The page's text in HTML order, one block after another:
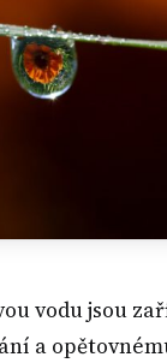
vodu jsou
a